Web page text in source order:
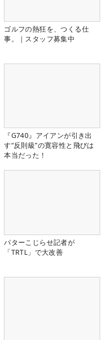
ゴルフの熱狂を、つくる仕
事。｜スタッフ募集中
『G740』アイアンが引き出
す“反則級”の寛容性と飛びは
本当だった！
パターこじらせ記者が
「TRTL」で大改善